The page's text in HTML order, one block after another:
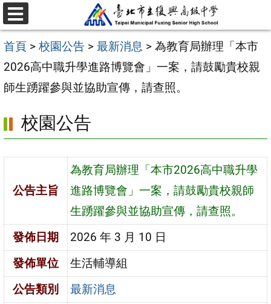
跳
至
主
要
內
區
選
單
首頁 > 校園公告 > 最新消息 > 為教育局辦理「本市
2026高中職升學進路博覽會」一案，請鼓勵貴校親
師生踴躍參與並協助宣傳，請查照。
校園公告
公告主旨
為教育局辦理「本市2026高中職升學
進路博覽會」一案，請鼓勵貴校親師
生踴躍參與並協助宣傳，請查照。
發佈日期
2026 年 3 月 10 日
發佈單位
生活輔導組
公告類別
最新消息